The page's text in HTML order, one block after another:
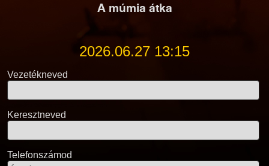
A múmia átka
2026.06.27 13:15
Vezetékneved
Keresztneved
Telefonszámod